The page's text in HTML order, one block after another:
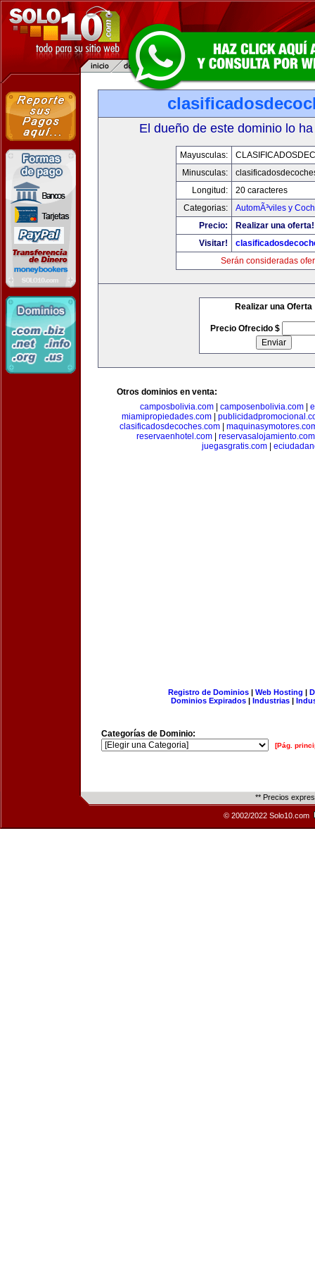
El dueño de este dominio lo
Mayusculas:
Minusculas:
Longitud:
20 caracteres
Categorias:
AutomÃ³viles y
Precio:
Realizar una oferta!
Visitar!
Serán consideradas
Realizar una Oferta
Precio Ofrecido $
Otros dominios en venta:
camposbolivia.com| camposenbolivia.com|
miamipropiedades.com
clasificadosdecoches.com
reservaenhotel.com| reservasalojamiento.com
juegasgratis.com|
Registro de Dominios| Web Hosting |
Dominios Expirados | Industrias |
Categorías de Dominio:
[Pág.
** Precios
© 2002/2022 Solo10.com